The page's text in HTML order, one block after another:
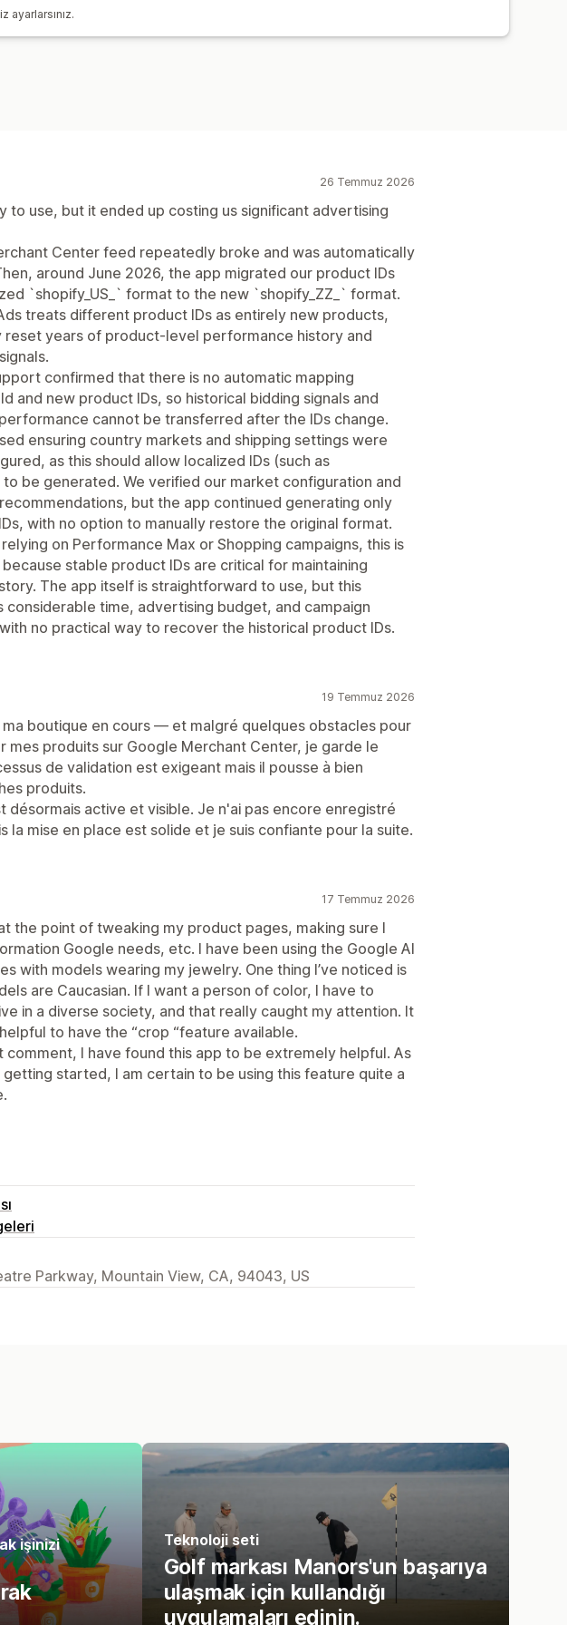
ayarlarsınız.
26 Temmuz 2026
to use, but it ended up costing us significant advertising
Center feed repeatedly broke and was automatically
around June 2026, the app migrated our product IDs
`shopify_US_` format to the new `shopify_ZZ_` format.
treats different product IDs as entirely new products,
years of product-level performance history and
confirmed that there is no automatic mapping
and new product IDs, so historical bidding signals and
cannot be transferred after the IDs change.
ensuring country markets and shipping settings were
as this should allow localized IDs (such as
to be generated. We verified our market configuration and
but the app continued generating only
with no option to manually restore the original format.
on Performance Max or Shopping campaigns, this is
because stable product IDs are critical for maintaining
The app itself is straightforward to use, but this
considerable time, advertising budget, and campaign
no practical way to recover the historical product IDs.
19 Temmuz 2026
boutique en cours — et malgré quelques obstacles pour
mes produits sur Google Merchant Center, je garde le
de validation est exigeant mais il pousse à bien
produits.
désormais active et visible. Je n'ai pas encore enregistré
la mise en place est solide et je suis confiante pour la suite.
17 Temmuz 2026
at the point of tweaking my product pages, making sure I
Google needs, etc. I have been using the Google AI
with models wearing my jewelry. One thing I’ve noticed is
are Caucasian. If I want a person of color, I have to
in a diverse society, and that really caught my attention. It
to have the “crop “feature available.
comment, I have found this app to be extremely helpful. As
getting started, I am certain to be using this feature quite a
Parkway, Mountain View, CA, 94043, US
işinizi
Teknoloji seti
Golf markası Manors'un başarıya
ulaşmak için kullandığı
uygulamaları edinin.